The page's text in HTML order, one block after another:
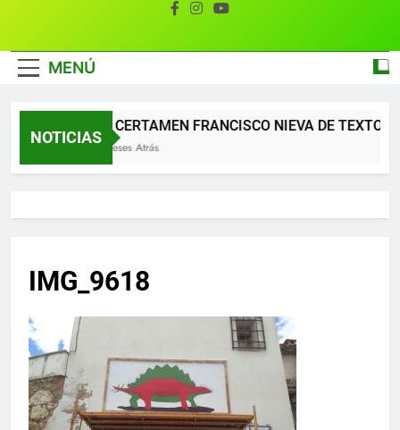
MENÚ
NOTICIAS
XII CERTAMEN FRANCISCO NIEVA DE TEXTOS
2 Meses Atrás
IMG_9618